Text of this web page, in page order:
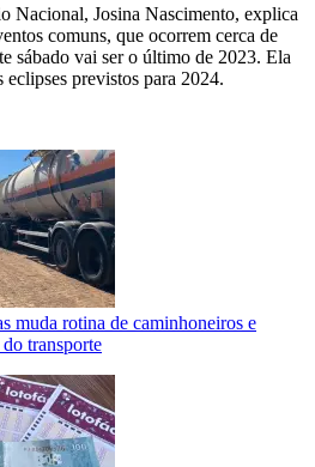
Nacional, Josina Nascimento, explica
comuns, que ocorrem cerca de
sábado vai ser o último de 2023. Ela
previstos para 2024.
muda rotina de caminhoneiros e
transporte